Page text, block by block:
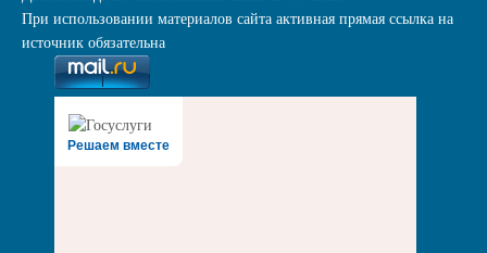
При использовании материалов сайта активная прямая ссылка на
источник обязательна
Решаем вместе